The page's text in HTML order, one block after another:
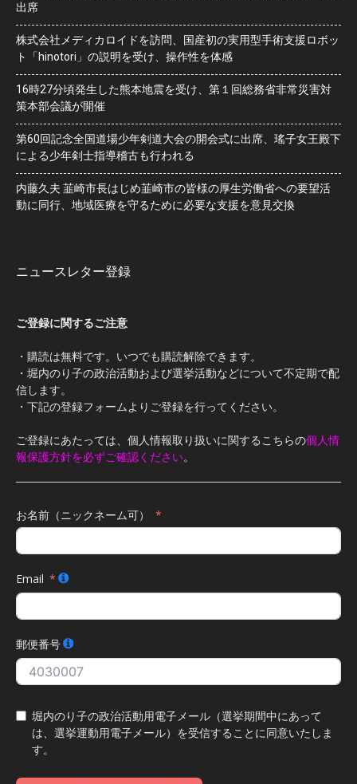
出席
株式会社メディカロイドを訪問、国産初の実用型手術支援ロボッ
ト「hinotori」の説明を受け、操作性を体感
16時27分頃発生した熊本地震を受け、第１回総務省非常災害対
策本部会議が開催
第60回記念全国道場少年剣道大会の開会式に出席、瑤子女王殿下
による少年剣士指導稽古も行われる
内藤久夫 韮崎市長はじめ韮崎市の皆様の厚生労働省への要望活
動に同行、地域医療を守るために必要な支援を意見交換
ニュースレター登録
ご登録に関するご注意
・購読は無料です。いつでも購読解除できます。
・堀内のり子の政治活動および選挙活動などについて不定期で配
信します。
・下記の登録フォームよりご登録を行ってください。
ご登録にあたっては、個人情報取り扱いに関するこちらの個人情
報保護方針を必ずご確認ください。
お名前（ニックネーム可）
Email
郵便番号
堀内のり子の政治活動用電子メール（選挙期間中にあって
は、選挙運動用電子メール）を受信することに同意いたしま
す。